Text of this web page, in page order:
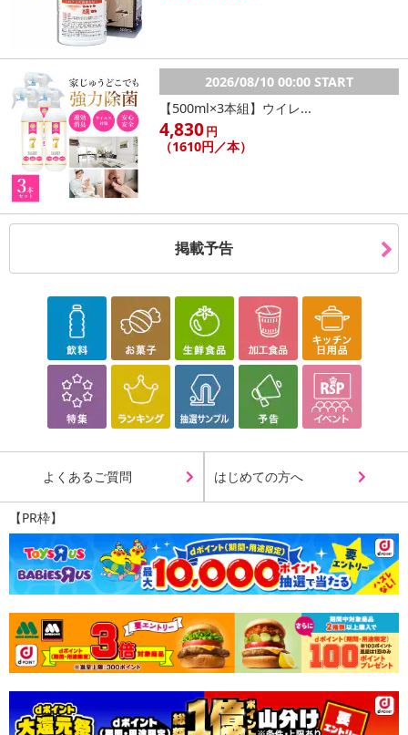
2026/08/10 00:00 START
【500ml×3本組】ウイレ...
4,830円
（1610円／本）
掲載予告
よくあるご質問 はじめての方へ
【PR枠】